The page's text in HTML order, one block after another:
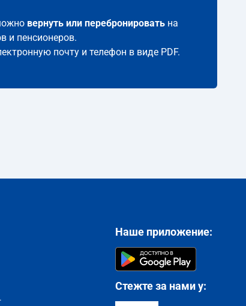
вернуть или перебронировать на
и пенсионеров.
почту и телефон в виде PDF.
Наше приложение:
Стежте за нами у: